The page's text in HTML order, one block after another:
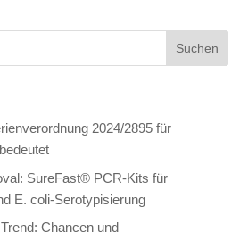
2024/2895 für
SureFast® PCR-Kits für
E. coli-Serotypisierung
Chancen und